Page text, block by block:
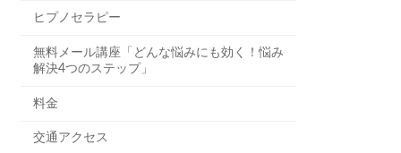
ヒプノセラピー
無料メール講座「どんな悩みにも効く！悩み
解決4つのステップ」
料金
交通アクセス